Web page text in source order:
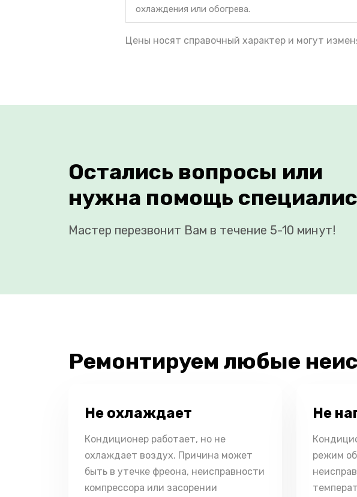
охлаждения или обогрева.
Цены носят справочный характер и могут
Остались вопросы или
нужна помощь
Мастер перезвонит Вам в течение 5-10 минут!
Ремонтируем любые
Не охлаждает
Кондиционер работает, но не
охлаждает воздух. Причина может
быть в утечке фреона, неисправности
компрессора или засорении
Не
режим